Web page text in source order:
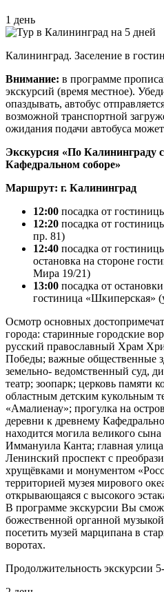
1 день
Калининград. Заселение в
Внимание: в программе
экскурсий (время местное).
опаздывать, автобус
возможной транспортной
ожидания подачи автобуса может
Экскурсия «По Калининграду
Кафедральном соборе»
Маршрут: г. Калининград
12:00 посадка от
12:20 посадка от
пр. 81)
12:40 посадка от
остановка на стороне
Мира 19/21)
13:00 посадка от
гостиница «Шкиперская»
Осмотр основных
города: старинные городские
русский православный Храм
Победы; важные общественные
земельно- ведомственный суд,
театр; зоопарк; церковь памяти
областным детским кукольным
«Амалиенау»; прогулка на
деревни к древнему
находится могила великого
Иммануила Канта; главная
Ленинский проспект с
хрущёвками и монументом
территорией музея мирового
открывающаяся с высокого
В программе экскурсии Вы
божественной органной
посетить музей марципана в
воротах.
Продолжительность экскурсии